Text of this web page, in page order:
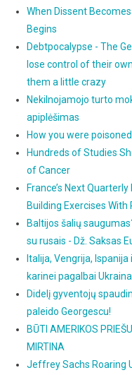
When Dissent
Begins
Debtpocalypse - The
lose control of their
them a little crazy
Nekilnojamojo turto
apiplėšimas
How you were
Hundreds of Studies
of Cancer
France’s Next
Building Exercises With
Baltijos šalių
su rusais - Dž. Saksas
Italija, Vengrija,
karinei pagalbai
Didelį gyventojų
paleido Georgescu!
BŪTI AMERIKOS
MIRTINA
Jeffrey Sachs Roaring